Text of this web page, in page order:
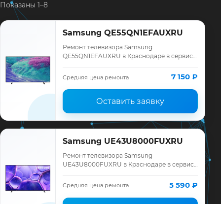
Показаны 1–8
Samsung QE55QN1EFAUXRU
Ремонт телевизора Samsung
QE55QN1EFAUXRU в Краснодаре в сервисе
Samsung, смета до ремонта, запчасти и
гарантия до 12 меся…
Средняя цена ремонта 7 150 ₽
Оставить заявку
Samsung UE43U8000FUXRU
Ремонт телевизора Samsung
UE43U8000FUXRU в Краснодаре в сервисе
Samsung, смета до ремонта, запчасти и
Средняя цена ремонта 5 590 ₽